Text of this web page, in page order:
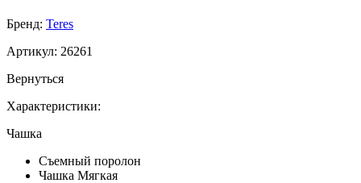
Бренд: Teres
Артикул: 26261
Вернуться
Характеристики:
Чашка
Съемный поролон
Чашка Мягкая